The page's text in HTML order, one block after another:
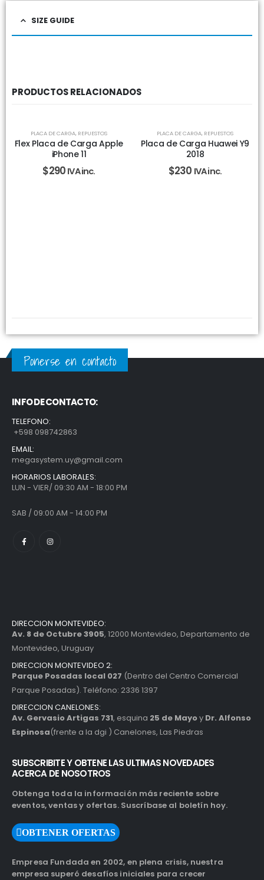
SIZE GUIDE
PRODUCTOS RELACIONADOS
PLACA DE CARGA, REPUESTOS
Flex Placa de Carga Apple
iPhone 11
$290 IVA inc.
PLACA DE CARGA, REPUESTOS
Placa de Carga Huawei Y9
2018
$230 IVA inc.
Ponerse en contacto
INFO DE CONTACTO:
TELEFONO:
+598 098742863
EMAIL:
megasystem.uy@gmail.com
HORARIOS LABORALES:
LUN - VIER/ 09:30 AM - 18:00 PM
SAB / 09:00 AM - 14:00 PM
DIRECCION MONTEVIDEO:
Av. 8 de Octubre 3905, 12000 Montevideo, Departamento de
Montevideo, Uruguay
DIRECCION MONTEVIDEO 2:
Parque Posadas local 027 (Dentro del Centro Comercial
Parque Posadas). Teléfono: 2336 1397
DIRECCION CANELONES:
Av. Gervasio Artigas 731, esquina 25 de Mayoy Dr. Alfonso
Espinosa(frente a la dgi ) Canelones, Las Piedras
SUBSCRIBITE Y OBTENE LAS ULTIMAS NOVEDADES
ACERCA DE NOSOTROS
Obtenga toda la información más reciente sobre
eventos, ventas y ofertas. Suscríbase al boletín hoy.
OBTENER OFERTAS
Empresa Fundada en 2002, en plena crisis, nuestra
empresa superó desafíos iniciales para crecer